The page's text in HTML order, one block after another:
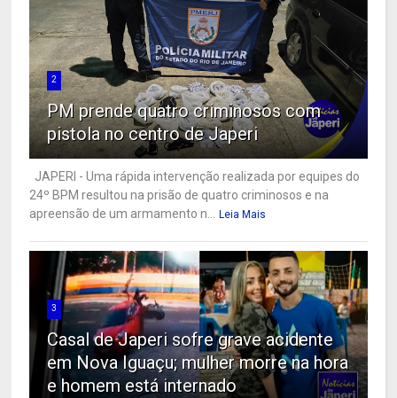
2
PM prende quatro criminosos com
pistola no centro de Japeri
JAPERI - Uma rápida intervenção realizada por equipes do
24º BPM resultou na prisão de quatro criminosos e na
apreensão de um armamento n... Leia Mais
3
Casal de Japeri sofre grave acidente
em Nova Iguaçu; mulher morre na hora
e homem está internado